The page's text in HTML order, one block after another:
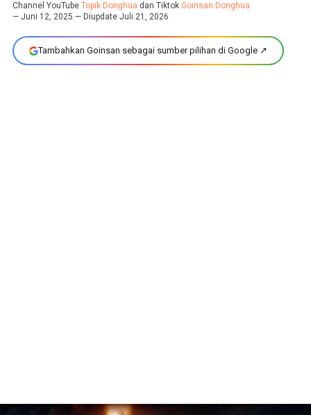
Channel YouTube Topik Donghua dan Tiktok Goinsan Donghua
Juni 12, 2025 — Diupdate Juli 21, 2026
Tambahkan Goinsan sebagai sumber pilihan di Google ↗